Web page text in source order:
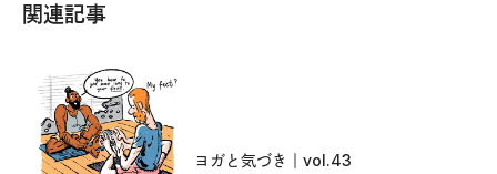
関連記事
ヨガと気づき｜vol.43